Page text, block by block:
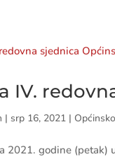
IV.
| srp 16, 2021 |
2021. godine (petak)